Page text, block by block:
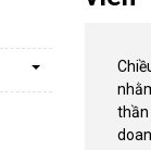
thần